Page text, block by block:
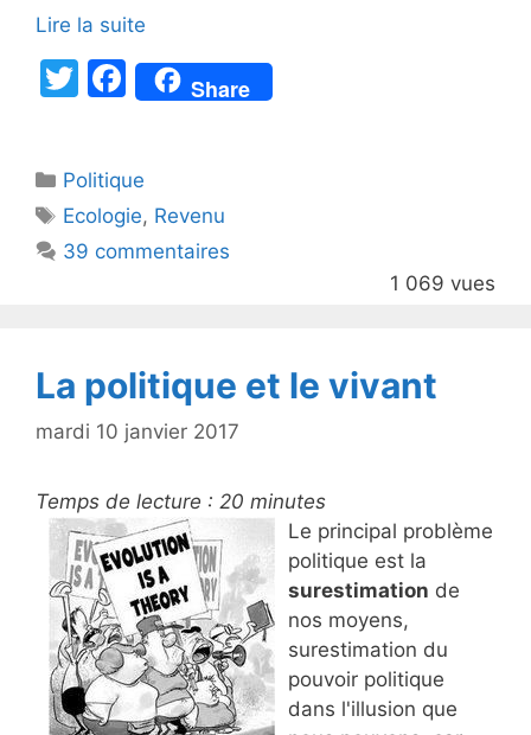
Lire la suite
T
er
F
a
e
b
o
Share
Catégories
Politique
Étiquettes
Ecologie, Revenu
39 commentaires
1 069 vues
La politique et le vivant
mardi 10 janvier 2017
Temps de lecture : 20 minutes
Le principal problème
politique est la
surestimation de
nos moyens,
surestimation du
pouvoir politique
dans l'illusion que